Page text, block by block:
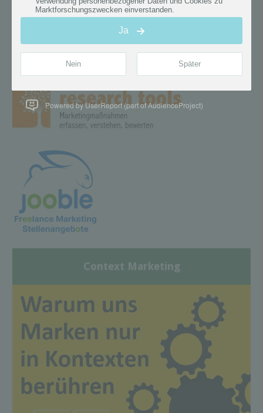
Context Marketing
Powered by UserReport (part of AudienceProject)